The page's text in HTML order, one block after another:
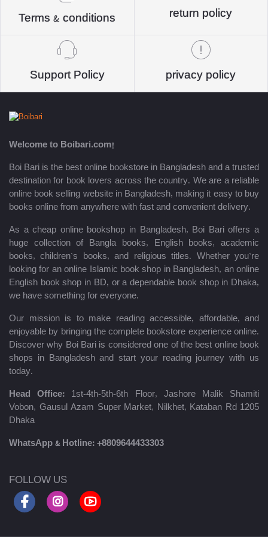
Terms & conditions return policy
Support Policy privacy policy
Welcome to Boibari.com!
Boi Bari is the best online bookstore in Bangladesh and a trusted
destination for book lovers across the country. We are a reliable
online book selling website in Bangladesh, making it easy to buy
books online from anywhere with fast and convenient delivery.
As a cheap online bookshop in Bangladesh, Boi Bari offers a
huge collection of Bangla books, English books, academic
books, children’s books, and religious titles. Whether you’re
looking for an online Islamic book shop in Bangladesh, an online
English book shop in BD, or a dependable book shop in Dhaka,
we have something for everyone.
Our mission is to make reading accessible, affordable, and
enjoyable by bringing the complete bookstore experience online.
Discover why Boi Bari is considered one of the best online book
shops in Bangladesh and start your reading journey with us
today.
Head Office: 1st-4th-5th-6th Floor, Jashore Malik Shamiti
Vobon, Gausul Azam Super Market, Nilkhet, Kataban Rd 1205
Dhaka
WhatsApp & Hotline: +8809644433303
FOLLOW US